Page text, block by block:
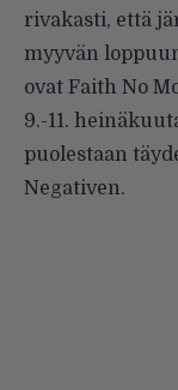
rivakasti, että
myyvän
ovat Faith No
9.-11.
puolestaan
Negativen.